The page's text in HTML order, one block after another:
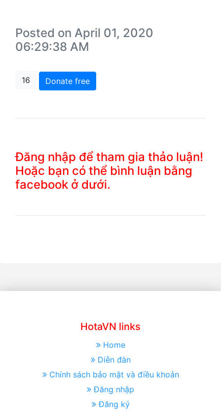
Posted on April 01, 2020
06:29:38 AM
16 Donate free
Đăng nhập để tham gia thảo luận!
Hoặc bạn có thể bình luận bằng
facebook ở dưới.
HotaVN links
Home
Diễn đàn
Chính sách bảo mật và điều khoản
Đăng nhập
Đăng ký